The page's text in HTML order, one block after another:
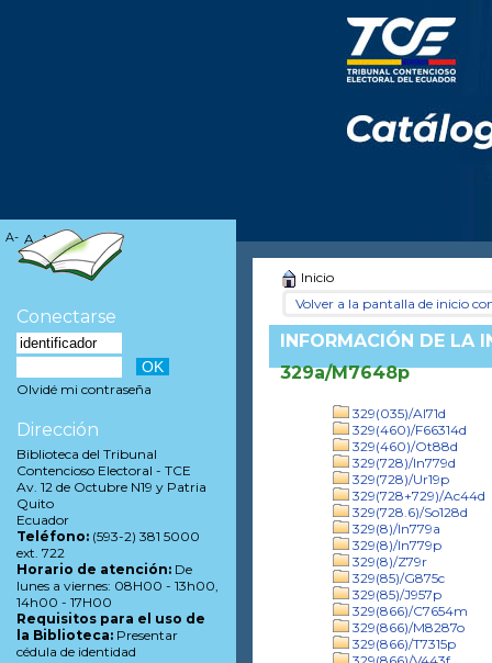
Inicio
Volver a la pantalla de inicio
INFORMACIÓN DE LA
329a/M7648p
329(035)/Al71d
329(460)/F66314d
329(460)/Ot88d
329(728)/In779d
329(728)/Ur19p
329(728+729)/Ac44d
329(728.6)/So128d
329(8)/In779a
329(8)/In779p
329(8)/Z79r
329(85)/G875c
329(85)/J957p
329(866)/C7654m
329(866)/M8287o
329(866)/T7315p
A- A A+
Conectarse
Olvidé mi contraseña
Dirección
Biblioteca del Tribunal
Contencioso Electoral - TCE
Av. 12 de Octubre N19 y Patria
Quito
Ecuador
Teléfono: (593-2) 381 5000
ext. 722
Horario de atención: De
lunes a viernes: 08H00 - 13h00,
14h00 - 17H00
Requisitos para el uso de
la Biblioteca: Presentar
cédula de identidad